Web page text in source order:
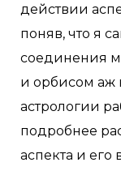
действии
поняв, что я
соединения
и орбисом аж
астрологии
подробнее
аспекта и его